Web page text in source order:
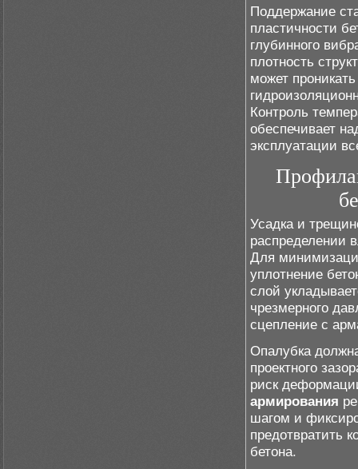
Поддержание
пластичности
глубинного
плотность
может
Контроль
обеспечивает
эксплуатации
Усадка и
распределении
Для
уплотнение
слой
чрезмерного
сцепление с
Опалубка
проектного
риск
армирования
шагом и
предотвратить
бетона.